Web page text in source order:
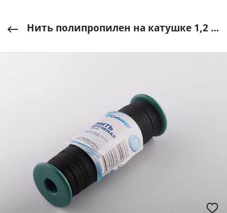
Нить полипропилен на катушке 1,2 мм/100 м, черная, Сибшнур арт. 40018